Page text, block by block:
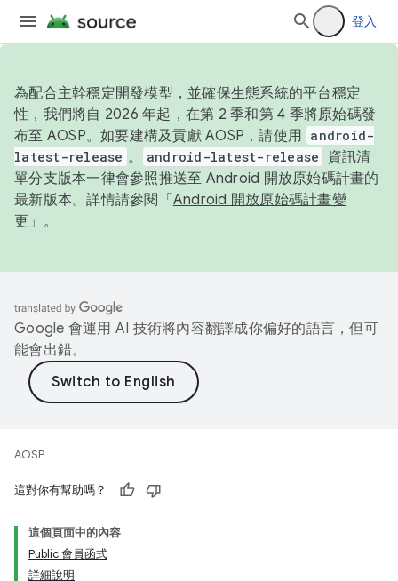
登入
為配合主幹穩定開發模型，並確保生態系統的平台穩定
性，我們將自 2026 年起，在第 2 季和第 4 季將原始碼發
布至 AOSP。如要建構及貢獻 AOSP，請使用 android-
latest-release 。 android-latest-release
資訊清
單分支版本一律會參照推送至 Android 開放原始碼計畫的
最新版本。詳情請參閱「 Android 開放原始碼計畫變
更 」。
Google 會運用 AI 技術將內容翻譯成你偏好的語言，但可
能會出錯。
AOSP
這對你有幫助嗎？
這個頁面中的內容
Public 會員函式
詳細說明